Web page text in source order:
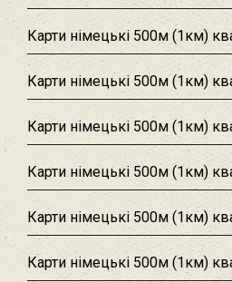
Карти німецькі 500м (1км)
Карти німецькі 500м (1км)
Карти німецькі 500м (1км)
Карти німецькі 500м (1км)
Карти німецькі 500м (1км)
Карти німецькі 500м (1км)